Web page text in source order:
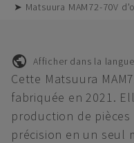
➤ Matsuura MAM72-70V
Afficher dans la
Cette Matsuura
fabriquée en 2021.
production de
précision en un seul